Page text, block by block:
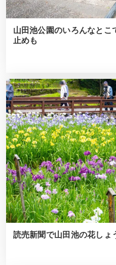
山田池公園のいろんなとこ
止めも
読売新聞で山田池の花しょ